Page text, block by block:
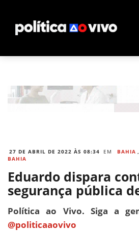
27 DE ABRIL DE 2022 ÀS 08:34 EM BAHIA ,
BAHIA
Eduardo dispara
segurança pública
Política ao Vivo. Siga a
@politicaaovivo